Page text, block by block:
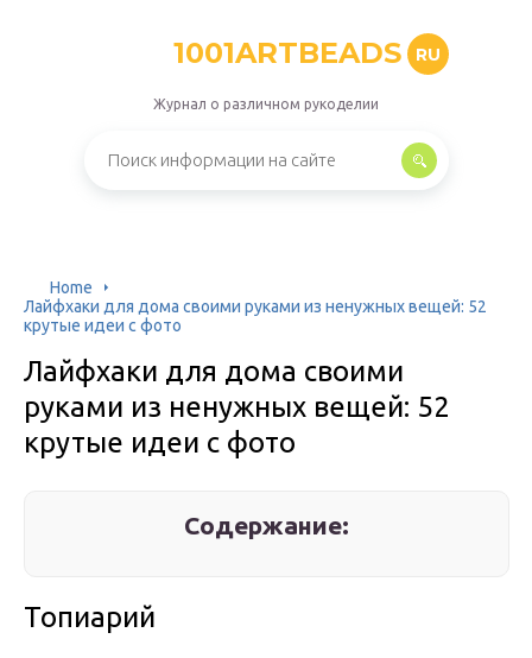
1001ARTBEADS RU
Журнал о различном рукоделии
Home
Лайфхаки для дома своими руками из ненужных вещей: 52
крутые идеи с фото
Лайфхаки для дома своими
руками из ненужных вещей: 52
крутые идеи с фото
Содержание:
Топиарий